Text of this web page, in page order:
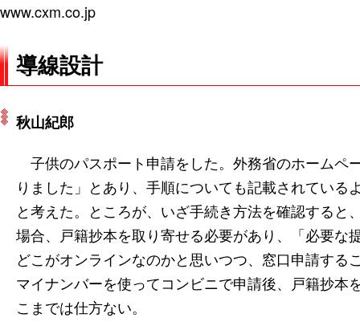
www.cxm.co.jp
導線設計
秋山紀郎
子供のパスポート申請をした。外務省のホームペ
りました」とあり、手順についても記載されてい
と考えた。ところが、いざ手続き方法を確認する
場合、戸籍抄本を取り寄せる必要があり、「必要な
どこがオンラインなのかと思いつつ、窓口申請す
マイナンバーを使ってコンビニで申請後、戸籍抄本
こまでは仕方ない。